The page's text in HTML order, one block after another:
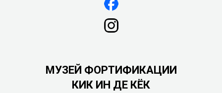
МУЗЕЙ ФОРТИФИКАЦИИ
КИК ИН ДЕ КЁК